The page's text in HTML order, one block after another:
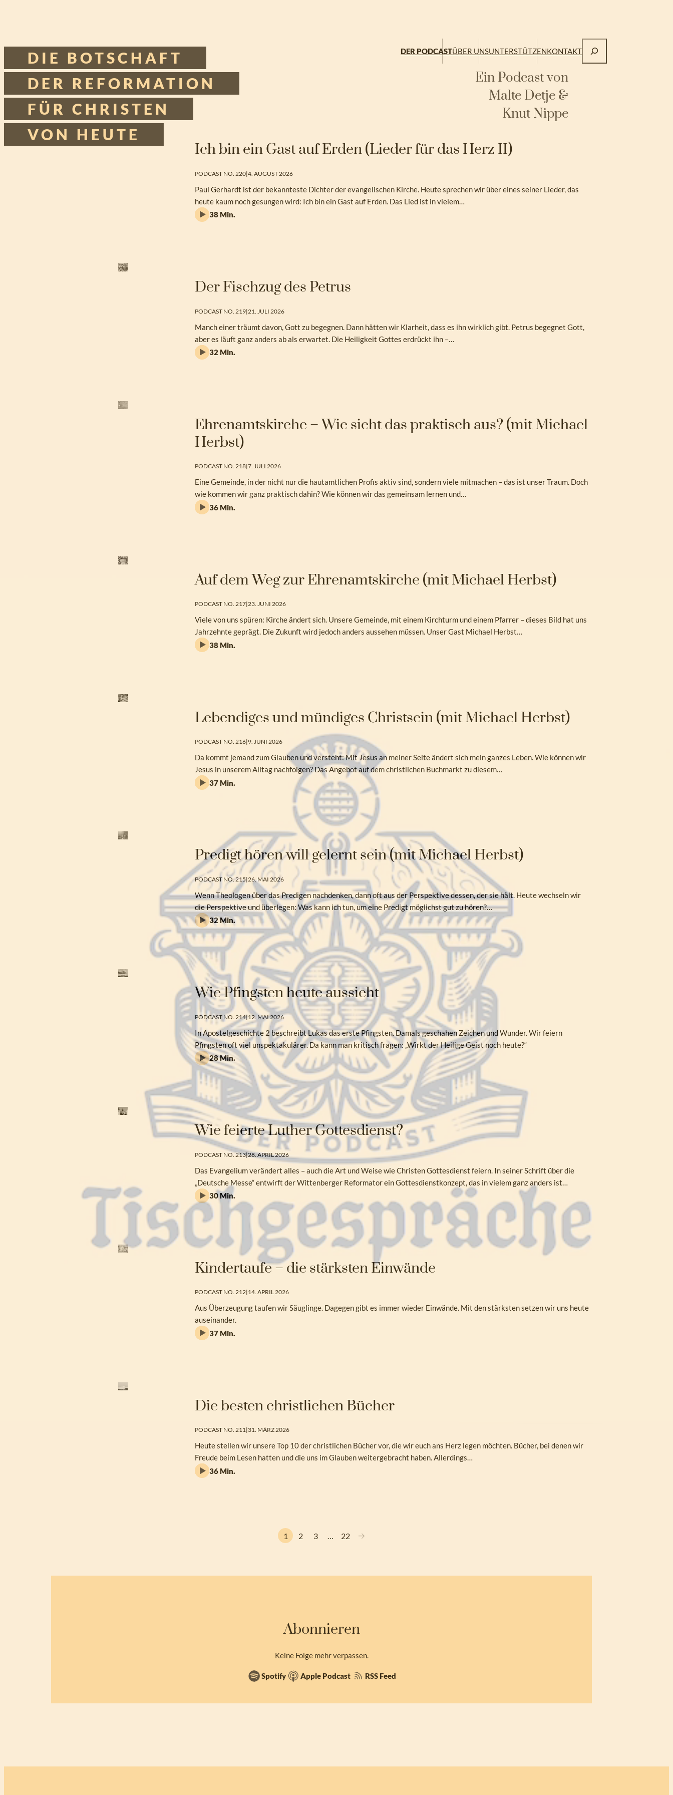
Inhalt
springen
DER PODCASTÜBER UNSUNTERSTÜTZENKONTAKT
Suchen
Tischgespräche
Podcast
DIE BOTSCHAFT
DER REFORMATION
FÜR CHRISTEN
VON HEUTE
Ein Podcast von
Malte Detje &
Knut Nippe
Ich bin ein Gast auf Erden (Lieder für das Herz II)
PODCAST NO. 220|4. AUGUST 2026
Paul Gerhardt ist der bekannteste Dichter der evangelischen Kirche. Heute sprechen wir über eines seiner Lieder, das
heute kaum noch gesungen wird: Ich bin ein Gast auf Erden. Das Lied ist in vielem…
38 Min.
Der Fischzug des Petrus
PODCAST NO. 219|21. JULI 2026
Manch einer träumt davon, Gott zu begegnen. Dann hätten wir Klarheit, dass es ihn wirklich gibt. Petrus begegnet Gott,
aber es läuft ganz anders ab als erwartet. Die Heiligkeit Gottes erdrückt ihn –…
32 Min.
Ehrenamtskirche – Wie sieht das praktisch aus? (mit Michael
Herbst)
PODCAST NO. 218|7. JULI 2026
Eine Gemeinde, in der nicht nur die hautamtlichen Profis aktiv sind, sondern viele mitmachen – das ist unser Traum. Doch
wie kommen wir ganz praktisch dahin? Wie können wir das gemeinsam lernen und…
36 Min.
Auf dem Weg zur Ehrenamtskirche (mit Michael Herbst)
PODCAST NO. 217|23. JUNI 2026
Viele von uns spüren: Kirche ändert sich. Unsere Gemeinde, mit einem Kirchturm und einem Pfarrer – dieses Bild hat uns
Jahrzehnte geprägt. Die Zukunft wird jedoch anders aussehen müssen. Unser Gast Michael Herbst…
38 Min.
Lebendiges und mündiges Christsein (mit Michael Herbst)
PODCAST NO. 216|9. JUNI 2026
Da kommt jemand zum Glauben und versteht: Mit Jesus an meiner Seite ändert sich mein ganzes Leben. Wie können wir
Jesus in unserem Alltag nachfolgen? Das Angebot auf dem christlichen Buchmarkt zu diesem…
37 Min.
Predigt hören will gelernt sein (mit Michael Herbst)
PODCAST NO. 215|26. MAI 2026
Wenn Theologen über das Predigen nachdenken, dann oft aus der Perspektive dessen, der sie hält. Heute wechseln wir
die Perspektive und überlegen: Was kann ich tun, um eine Predigt möglichst gut zu hören?…
32 Min.
Wie Pfingsten heute aussieht
PODCAST NO. 214|12. MAI 2026
In Apostelgeschichte 2 beschreibt Lukas das erste Pfingsten. Damals geschahen Zeichen und Wunder. Wir feiern
Pfingsten oft viel unspektakulärer. Da kann man kritisch fragen: „Wirkt der Heilige Geist noch heute?“
28 Min.
Wie feierte Luther Gottesdienst?
PODCAST NO. 213|28. APRIL 2026
Das Evangelium verändert alles – auch die Art und Weise wie Christen Gottesdienst feiern. In seiner Schrift über die
„Deutsche Messe“ entwirft der Wittenberger Reformator ein Gottesdienstkonzept, das in vielem ganz anders ist…
30 Min.
Kindertaufe – die stärksten Einwände
PODCAST NO. 212|14. APRIL 2026
Aus Überzeugung taufen wir Säuglinge. Dagegen gibt es immer wieder Einwände. Mit den stärksten setzen wir uns heute
auseinander.
37 Min.
Die besten christlichen Bücher
PODCAST NO. 211|31. MÄRZ 2026
Heute stellen wir unsere Top 10 der christlichen Bücher vor, die wir euch ans Herz legen möchten. Bücher, bei denen wir
Freude beim Lesen hatten und die uns im Glauben weitergebracht haben. Allerdings…
36 Min.
1 2 3 22 →
Abonnieren
Keine Folge mehr verpassen.
Spotify Apple Podcast RSS Feed